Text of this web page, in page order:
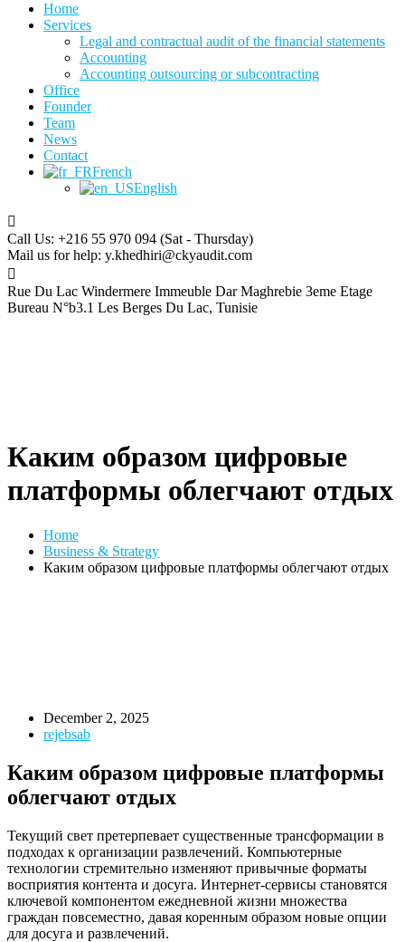
Home
Services
Legal and contractual audit of the financial statements
Accounting
Accounting outsourcing or subcontracting
Office
Founder
Team
News
Contact
French
English
Call Us: +216 55 970 094 (Sat - Thursday)
Mail us for help: y.khedhiri@ckyaudit.com
Rue Du Lac Windermere Immeuble Dar Maghrebie 3eme Etage
Bureau N°b3.1 Les Berges Du Lac, Tunisie
Каким образом цифровые
платформы облегчают отдых
Home
Business & Strategy
Каким образом цифровые платформы облегчают отдых
December 2, 2025
rejebsab
Каким образом цифровые платформы
облегчают отдых
Текущий свет претерпевает существенные трансформации в
подходах к организации развлечений. Компьютерные
технологии стремительно изменяют привычные форматы
восприятия контента и досуга. Интернет-сервисы становятся
ключевой компонентом ежедневной жизни множества
граждан повсеместно, давая коренным образом новые опции
для досуга и развлечений.